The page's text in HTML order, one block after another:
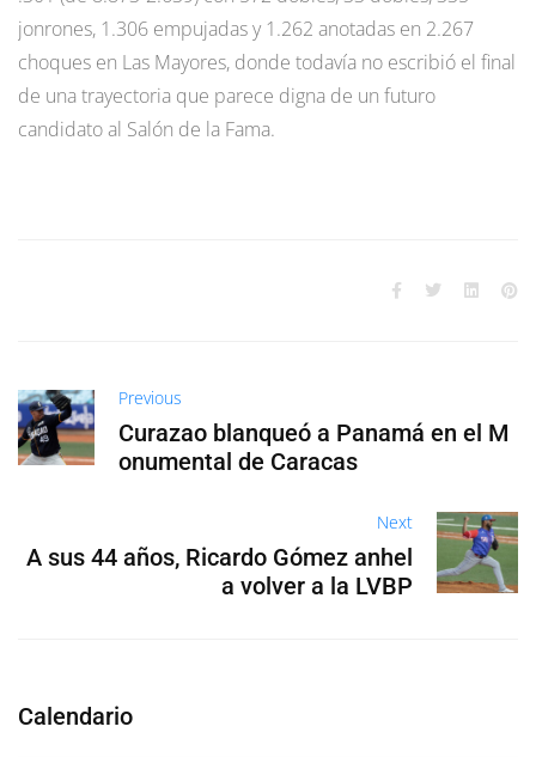
jonrones, 1.306 empujadas y 1.262 anotadas en 2.267
choques en Las Mayores, donde todavía no escribió el final
de una trayectoria que parece digna de un futuro
candidato al Salón de la Fama.
Previous
Curazao blanqueó a Panamá en el M
onumental de Caracas
Next
A sus 44 años, Ricardo Gómez anhel
a volver a la LVBP
Calendario